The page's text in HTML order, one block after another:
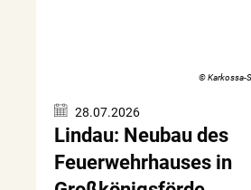
© Karkossa-
28.07.2026
Lindau: Neubau des
Feuerwehrhauses in